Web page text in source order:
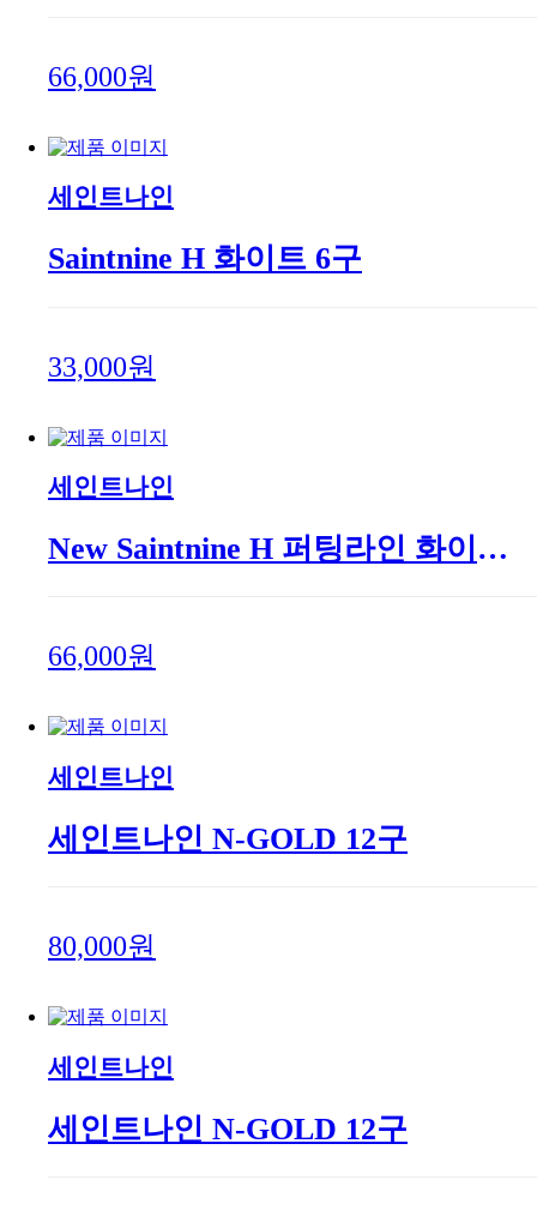
66,000원
세인트나인
Saintnine H 화이트 6구
33,000원
세인트나인
New Saintnine H 퍼팅라인 화이트 12구
66,000원
세인트나인
세인트나인 N-GOLD 12구
80,000원
세인트나인
세인트나인 N-GOLD 12구